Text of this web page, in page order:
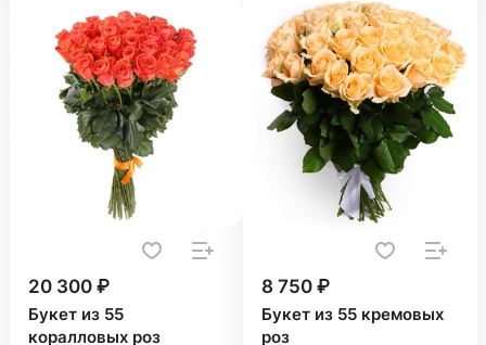
20 300 ₽
Букет из 55
коралловых роз
8 750 ₽
Букет из 55 кремовых
роз